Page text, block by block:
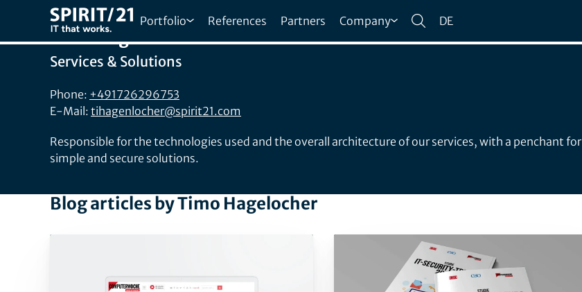
Portfolio References Partners Company DE
Timo Hagelocher
Services & Solutions
Phone: +491726296753
E-Mail: tihagenlocher@spirit21.com
Responsible for the technologies used and the overall architecture of our services, with a penchant for
simple and secure solutions.
Blog articles by Timo Hagelocher